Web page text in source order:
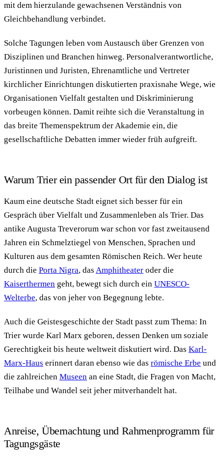
mit dem hierzulande gewachsenen Verständnis von
Gleichbehandlung verbindet.
Solche Tagungen leben vom Austausch über Grenzen von
Disziplinen und Branchen hinweg. Personalverantwortliche,
Juristinnen und Juristen, Ehrenamtliche und Vertreter
kirchlicher Einrichtungen diskutierten praxisnahe Wege, wie
Organisationen Vielfalt gestalten und Diskriminierung
vorbeugen können. Damit reihte sich die Veranstaltung in
das breite Themenspektrum der Akademie ein, die
gesellschaftliche Debatten immer wieder früh aufgreift.
Warum Trier ein passender Ort für den Dialog ist
Kaum eine deutsche Stadt eignet sich besser für ein
Gespräch über Vielfalt und Zusammenleben als Trier. Das
antike Augusta Treverorum war schon vor fast zweitausend
Jahren ein Schmelztiegel von Menschen, Sprachen und
Kulturen aus dem gesamten Römischen Reich. Wer heute
durch die Porta Nigra, das Amphitheater oder die
Kaiserthermen geht, bewegt sich durch ein UNESCO-
Welterbe, das von jeher von Begegnung lebte.
Auch die Geistesgeschichte der Stadt passt zum Thema: In
Trier wurde Karl Marx geboren, dessen Denken um soziale
Gerechtigkeit bis heute weltweit diskutiert wird. Das Karl-
Marx-Haus erinnert daran ebenso wie das römische Erbe und
die zahlreichen Museen an eine Stadt, die Fragen von Macht,
Teilhabe und Wandel seit jeher mitverhandelt hat.
Anreise, Übernachtung und Rahmenprogramm für
Tagungsgäste